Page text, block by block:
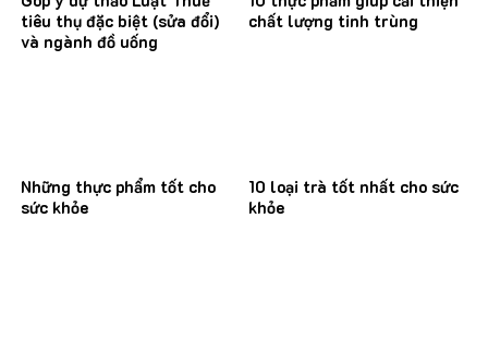
tiêu thụ đặc biệt (sửa đổi)
và ngành đồ uống
chất lượng tinh trùng
Những thực phẩm tốt cho
sức khỏe
10 loại trà tốt nhất cho sức
khỏe